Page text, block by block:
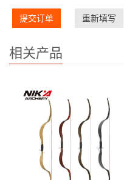
提交订单 重新填写
相关产品